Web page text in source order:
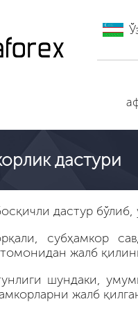
дастури
дастур
субҳамкор
жалб
шундаки,
жалб